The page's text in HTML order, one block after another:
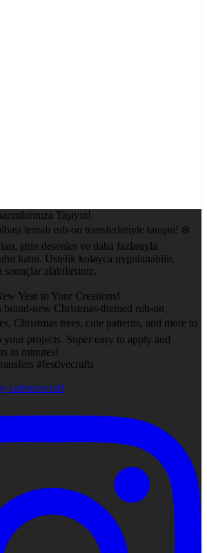
Taşıyın!
temalı rub-on transferleriyle tanışın! ❄️
şirin desenler ve daha fazlasıyla
katın. Üstelik kolayca uygulanabilir,
sonuçlar alabilirsiniz.
Year to Your Creations!
brand-new Christmas-themed rub-on
Christmas trees, cute patterns, and more to
projects. Super easy to apply and
in minutes!
#festivecrafts
cadencecraft